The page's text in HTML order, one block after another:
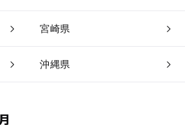
宮崎県
沖縄県